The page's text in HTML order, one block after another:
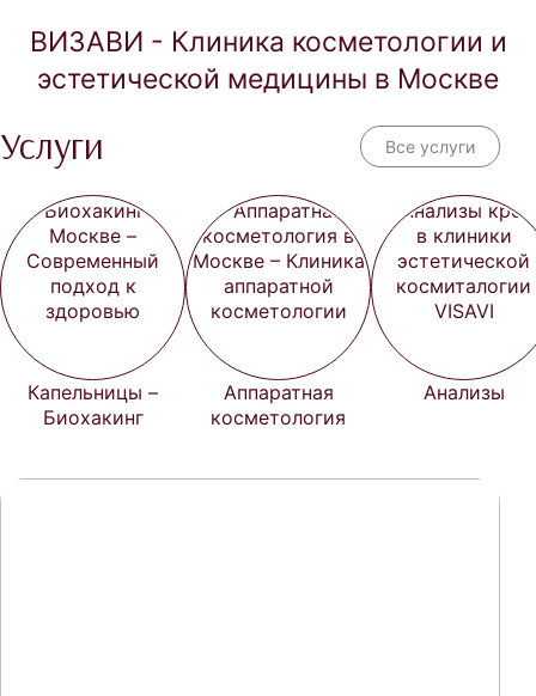
ВИЗАВИ - Клиника косметологии и
эстетической медицины в Москве
Услуги Все услуги
Капельницы –
Биохакинг
Аппаратная
косметология
Анализы